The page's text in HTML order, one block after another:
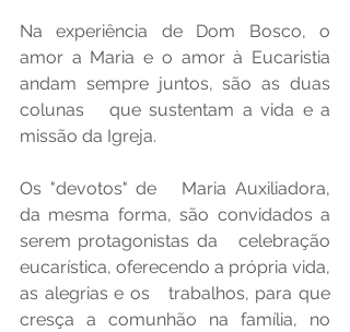
Na experiência de Dom Bosco, o
amor a Maria e o amor à Eucaristia
andam sempre juntos, são as duas
colunas   que sustentam a vida e a
missão da Igreja.
Os "devotos" de   Maria Auxiliadora,
da mesma forma, são convidados a
serem protagonistas da   celebração
eucarística, oferecendo a própria vida,
as alegrias e os   trabalhos, para que
cresça a comunhão na família, no